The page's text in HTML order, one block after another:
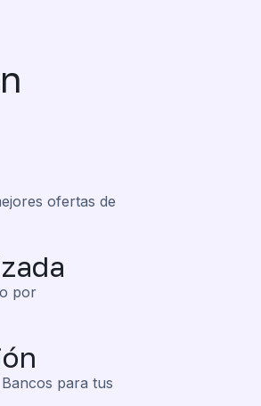
ofertas de
por
para tus